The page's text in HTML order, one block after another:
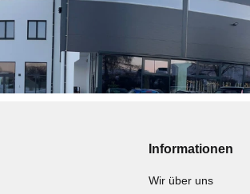
Informationen
Wir über uns